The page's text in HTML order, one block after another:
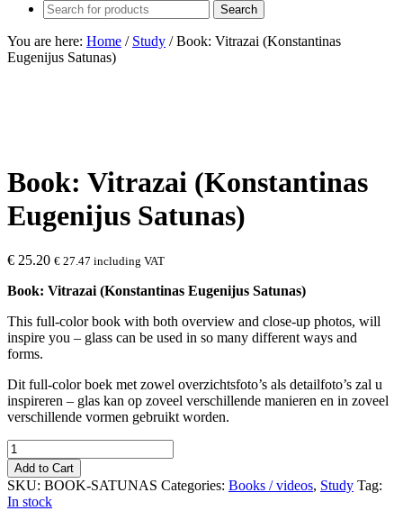
You are here: Home / Study /Book: Vitrazai (Konstantinas
Eugenijus Satunas)
Book: Vitrazai (Konstantinas
Eugenijus Satunas)
€ 25.20 € 27.47 including VAT
Book: Vitrazai (Konstantinas Eugenijus Satunas)
This full-color book with both overview and close-up photos, will
inspire you – glass can be used in so many different ways and
forms.
Dit full-color boek met zowel overzichtsfoto’s als detailfoto’s zal u
inspireren – glas kan op zoveel verschillende manieren en in zoveel
verschillende vormen gebruikt worden.
Book:
Vitrazai
(Konstantinas
Eugenijus
Satunas)
Add to Cart
SKU: BOOK-SATUNAS Categories: Books / videos, Study Tag:
In stock